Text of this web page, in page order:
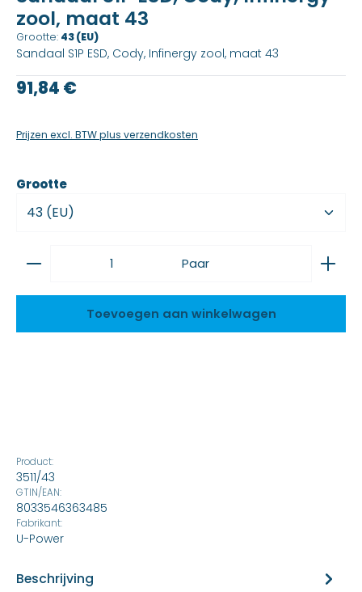
zool, maat 43
Grootte: 43 (EU)
Sandaal S1P ESD, Cody, Infinergy zool, maat 43
Reguliere prijs:
91,84 €
Prijzen excl. BTW plus verzendkosten
Groottekiezen
Producthoeveelheid: Voer de gewenste
Paar
Toevoegen aan winkelwagen
Product:
3511/43
GTIN/EAN:
8033546363485
Fabrikant:
U-Power
Beschrijving